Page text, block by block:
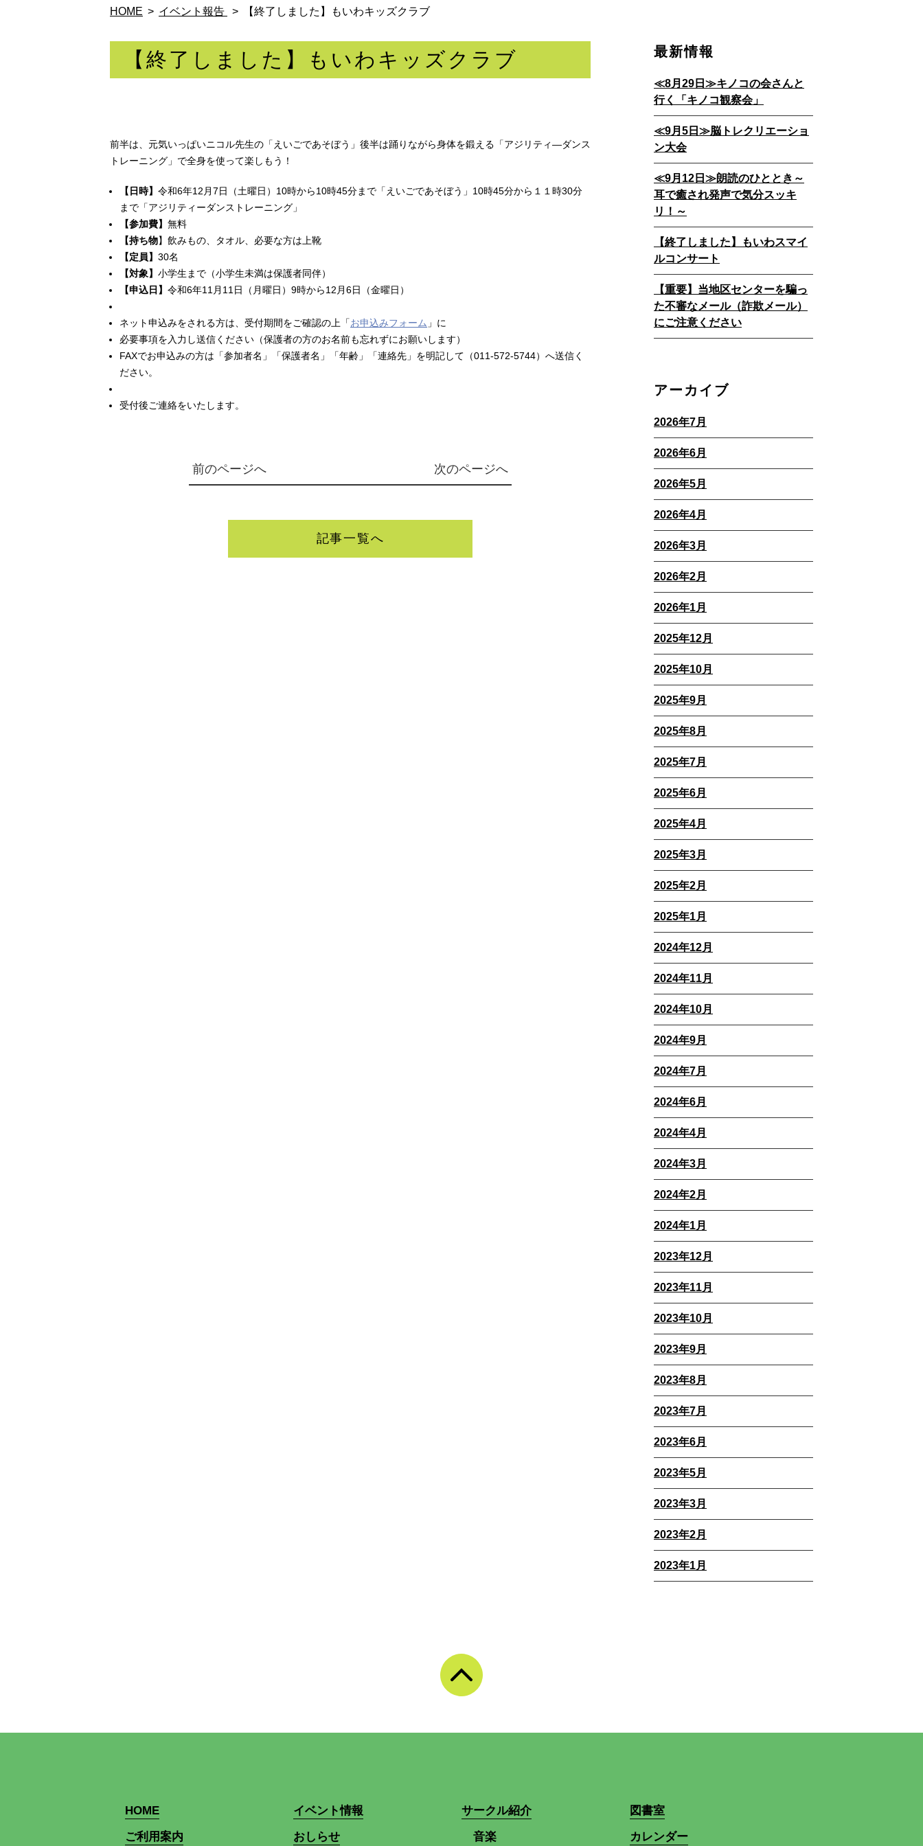
HOME イベント報告  【終了しました】もいわキッズクラブ
【終了しました】もいわキッズクラブ
前半は、元気いっぱいニコル先生の「えいごであそぼう」後半は踊りながら身体を鍛える「アジリティ―ダンス
トレーニング」で全身を使って楽しもう！
【日時】 令和6年12月7日（土曜日）10時から10時45分まで「えいごであそぼう」10時45分から１１時30分
まで「アジリティーダンストレーニング」
【参加費】 無料
【持ち物】飲みもの、タオル、必要な方は上靴
【定員】 30名
【対象】 小学生まで（小学生未満は保護者同伴）
【申込日】 令和6年11月11日（月曜日）9時から12月6日（金曜日）
ネット申込みをされる方は、受付期間をご確認の上「お申込みフォーム 」に
必要事項を入力し送信ください（保護者の方のお名前も忘れずにお願いします）
FAXでお申込みの方は「参加者名」「保護者名」「年齢」「連絡先」を明記して（011-572-5744）へ送信く
ださい。
受付後ご連絡をいたします。
前のページへ 次のページへ
記事一覧へ
最新情報
≪8月29日≫キノコの会さんと
行く「キノコ観察会」
≪9月5日≫脳トレクリエーショ
ン大会
≪9月12日≫朗読のひととき～
耳で癒され発声で気分スッキ
リ！～
【終了しました】もいわスマイ
ルコンサート
【重要】当地区センターを騙っ
た不審なメール（詐欺メール）
にご注意ください
アーカイブ
2026年7月
2026年6月
2026年5月
2026年4月
2026年3月
2026年2月
2026年1月
2025年12月
2025年10月
2025年9月
2025年8月
2025年7月
2025年6月
2025年4月
2025年3月
2025年2月
2025年1月
2024年12月
2024年11月
2024年10月
2024年9月
2024年7月
2024年6月
2024年4月
2024年3月
2024年2月
2024年1月
2023年12月
2023年11月
2023年10月
2023年9月
2023年8月
2023年7月
2023年6月
2023年5月
2023年3月
2023年2月
2023年1月
HOME
ご利用案内
イベント情報
おしらせ
サークル紹介
音楽
図書室
カレンダー